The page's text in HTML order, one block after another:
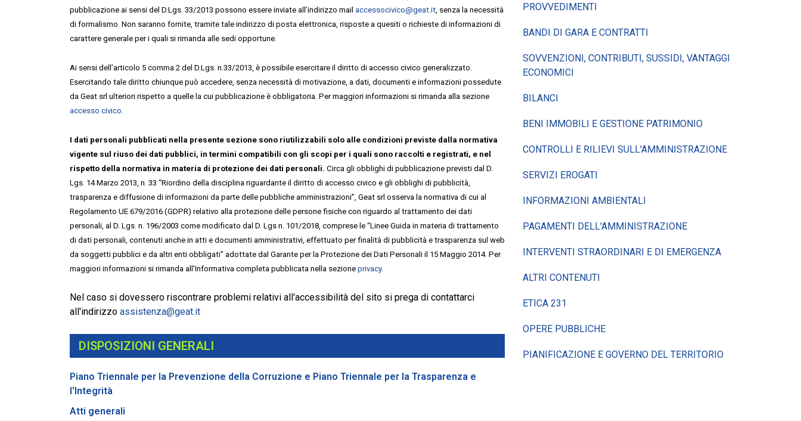
pubblicazione ai sensi del D.Lgs. 33/2013 possono essere inviate all’indirizzo mail accessocivico@geat.it, senza la necessità
di formalismo. Non saranno fornite, tramite tale indirizzo di posta elettronica, risposte a quesiti o richieste di informazioni di
carattere generale per i quali si rimanda alle sedi opportune.
Ai sensi dell’articolo 5 comma 2 del D.Lgs. n.33/2013, è possibile esercitare il diritto di accesso civico generalizzato.
Esercitando tale diritto chiunque può accedere, senza necessità di motivazione, a dati, documenti e informazioni possedute
da Geat srl ulteriori rispetto a quelle la cui pubblicazione è obbligatoria. Per maggiori informazioni si rimanda alla sezione
accesso civico.
I dati personali pubblicati nella presente sezione sono riutilizzabili solo alle condizioni previste dalla normativa
vigente sul riuso dei dati pubblici, in termini compatibili con gli scopi per i quali sono raccolti e registrati, e nel
rispetto della normativa in materia di protezione dei dati personali. Circa gli obblighi di pubblicazione previsti dal D.
Lgs. 14 Marzo 2013, n. 33 “Riordino della disciplina riguardante il diritto di accesso civico e gli obblighi di pubblicità,
trasparenza e diffusione di informazioni da parte delle pubbliche amministrazioni”, Geat srl osserva la normativa di cui al
Regolamento UE 679/2016 (GDPR) relativo alla protezione delle persone fisiche con riguardo al trattamento dei dati
personali, al D. Lgs. n. 196/2003 come modificato dal D. Lgs n. 101/2018, comprese le “Linee Guida in materia di trattamento
di dati personali, contenuti anche in atti e documenti amministrativi, effettuato per finalità di pubblicità e trasparenza sul web
da soggetti pubblici e da altri enti obbligati” adottate dal Garante per la Protezione dei Dati Personali il 15 Maggio 2014. Per
maggiori informazioni si rimanda all’Informativa completa pubblicata nella sezione privacy.
Nel caso si dovessero riscontrare problemi relativi all'accessibilità del sito si prega di contattarci
all'indirizzo assistenza@geat.it
DISPOSIZIONI GENERALI
Piano Triennale per la Prevenzione della Corruzione e Piano Triennale per la Trasparenza e
l'Integrità
Atti generali
PROVVEDIMENTI
BANDI DI GARA E CONTRATTI
SOVVENZIONI, CONTRIBUTI, SUSSIDI, VANTAGGI
ECONOMICI
BILANCI
BENI IMMOBILI E GESTIONE PATRIMONIO
CONTROLLI E RILIEVI SULL'AMMINISTRAZIONE
SERVIZI EROGATI
INFORMAZIONI AMBIENTALI
PAGAMENTI DELL'AMMINISTRAZIONE
INTERVENTI STRAORDINARI E DI EMERGENZA
ALTRI CONTENUTI
ETICA 231
OPERE PUBBLICHE
PIANIFICAZIONE E GOVERNO DEL TERRITORIO